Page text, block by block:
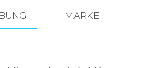
MARKE